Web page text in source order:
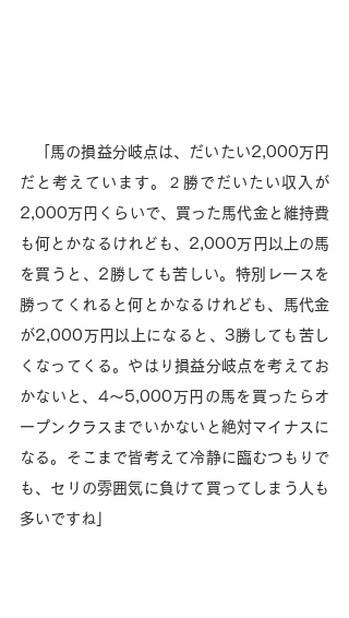
「馬の損益分岐点は、だいたい2,000万円
だと考えています。２勝でだいたい収入が
2,000万円くらいで、買った馬代金と維持費
も何とかなるけれども、2,000万円以上の馬
を買うと、2勝しても苦しい。特別レースを
勝ってくれると何とかなるけれども、馬代金
が2,000万円以上になると、3勝しても苦し
くなってくる。やはり損益分岐点を考えてお
かないと、4～5,000万円の馬を買ったらオ
ープンクラスまでいかないと絶対マイナスに
なる。そこまで皆考えて冷静に臨むつもりで
も、セリの雰囲気に負けて買ってしまう人も
多いですね」